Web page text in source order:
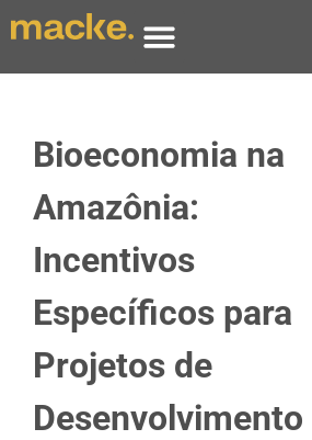
Bioeconomia na
Amazônia:
Incentivos
Específicos para
Projetos de
Desenvolvimento